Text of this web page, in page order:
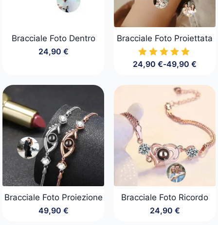
Bracciale Foto Dentro
24,90 €
Bracciale Foto Proiettata
24,90 €-49,90 €
Fascia
prezzo:
24,90 €
a
49,90 €
Bracciale Foto Proiezione
49,90 €
Bracciale Foto Ricordo
24,90 €